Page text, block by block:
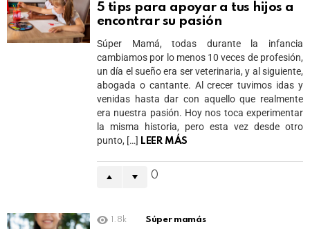
5 tips para apoyar a tus hijos a
encontrar su pasión
Súper Mamá, todas durante la infancia
cambiamos por lo menos 10 veces de profesión,
un día el sueño era ser veterinaria, y al siguiente,
abogada o cantante. Al crecer tuvimos idas y
venidas hasta dar con aquello que realmente
era nuestra pasión. Hoy nos toca experimentar
la misma historia, pero esta vez desde otro
punto, […] LEER MÁS
0
1.8k Súper mamás